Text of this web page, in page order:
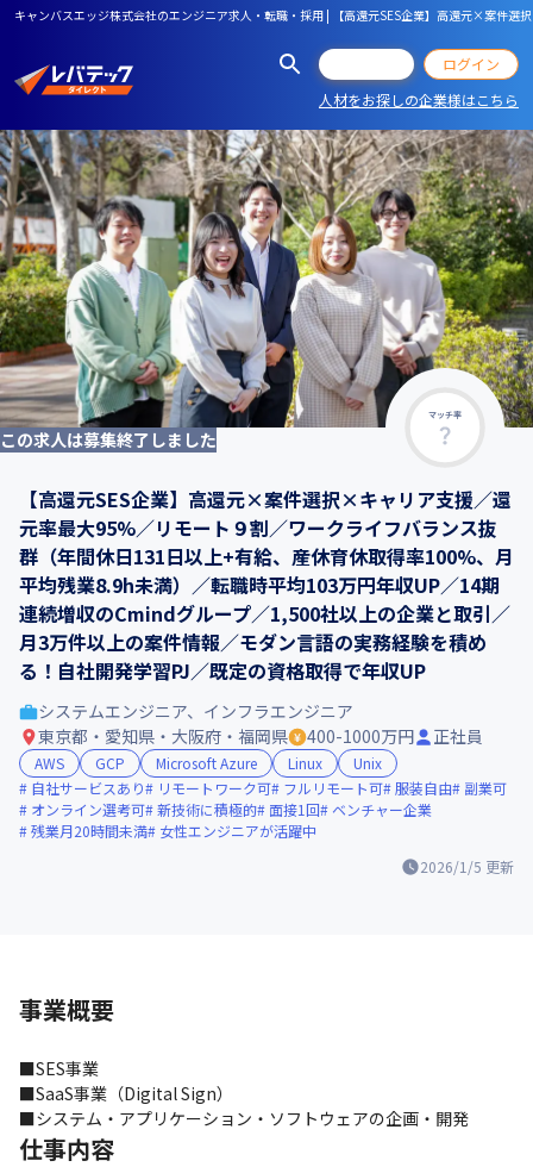
キャンバスエッジ株式会社のエンジニア求人・転職・採用 | 【高還元SES企業】高還元×案件
ログイン
人材をお探しの企業様はこちら
マッチ率
この求人は募集終了しました
【高還元SES企業】高還元×案件選択×キャリア支援／還
元率最大95%／リモート９割／ワークライフバランス抜
群（年間休日131日以上+有給、産休育休取得率100%、月
平均残業8.9h未満）／転職時平均103万円年収UP／14期
連続増収のCmindグループ／1,500社以上の企業と取引／
月3万件以上の案件情報／モダン言語の実務経験を積め
る！自社開発学習PJ／既定の資格取得で年収UP
2026/1/5 更新
システムエンジニア、インフラエンジニア
東京都・愛知県・大阪府・福岡県
400-1000万円 正社員
AWS GCP Microsoft Azure Linux
Unix
自社サービスあり
リモートワーク可 フルリモート可 服装自由
副業可
オンライン選考可 新技術に積極的 面接1回
ベンチャー企業
残業月20時間未満
女性エンジニアが活躍中
事業概要
■SES事業
■SaaS事業（Digital Sign）
■システム・アプリケーション・ソフトウェアの企画・開発
仕事内容